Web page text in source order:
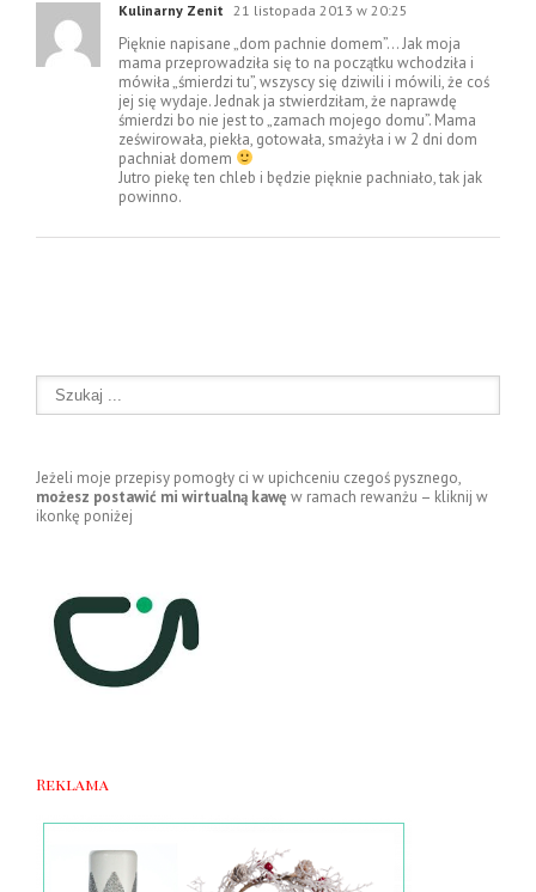
Kulinarny Zenit 21 listopada 2013 w 20:25
Pięknie napisane „dom pachnie domem”… Jak moja
mama przeprowadziła się to na początku wchodziła i
mówiła „śmierdzi tu”, wszyscy się dziwili i mówili, że coś
jej się wydaje. Jednak ja stwierdziłam, że naprawdę
śmierdzi bo nie jest to „zamach mojego domu”. Mama
ześwirowała, piekła, gotowała, smażyła i w 2 dni dom
pachniał domem
Jutro piekę ten chleb i będzie pięknie pachniało, tak jak
powinno.
Jeżeli moje przepisy pomogły ci w upichceniu czegoś pysznego,
możesz postawić mi wirtualną kawę w ramach rewanżu – kliknij w
ikonkę poniżej
Reklama